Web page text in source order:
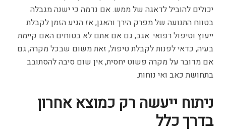
יכולים להוביל לדאגה של ממש. אם נדמה כי ישנה מגבלה
בטווח התנועה של מפרק הירך והאגן, אז הגיע הזמן לקבלת
ייעוץ וטיפול רפואי. אגב, גם אם אתם לא בטוחים האם קיימת
בעיה, כדאי לפנות לקבלת טיפול, זאת משום שבכל מקרה, גם
אם מדובר על מקרה פשוט יחסית, אין שום סיבה להסתובב
בתחושת כאב ואי נוחות.
ניתוח ייעשה רק כמוצא אחרון
בדרך כלל